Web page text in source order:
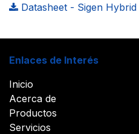
Datasheet - Sigen
Enlaces de Interés
Inicio
Acerca de
Productos
Servicios